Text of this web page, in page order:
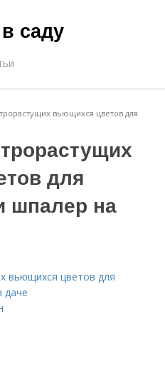
саду
вьющихся цветов для
для
шпалер на
вьющихся цветов для
даче